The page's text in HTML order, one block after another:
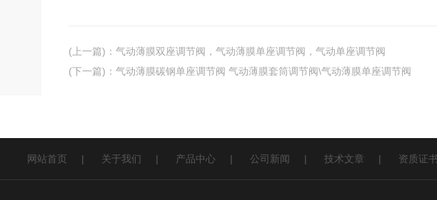
(上一篇) ： 气动薄膜双座调节阀，气动薄膜单座调节阀，气动单座调节阀
(下一篇) ： 气动薄膜碳钢单座调节阀 气动薄膜套筒调节阀\气动薄膜单座调节阀
网站首页 | 关于我们 | 产品中心 | 公司新闻 | 技术文章 | 资质证书